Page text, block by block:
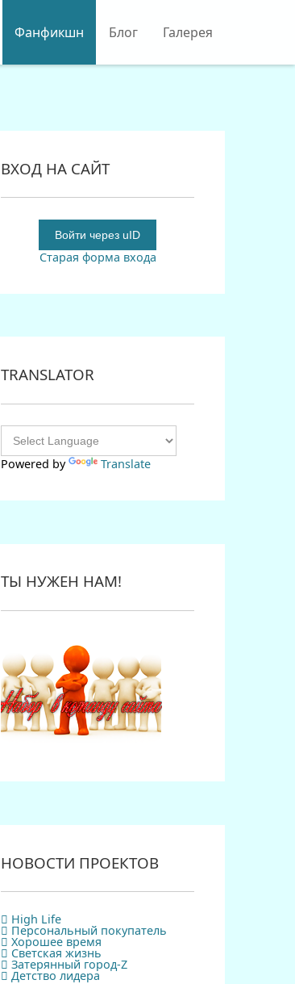
Фанфикшн Блог Галерея
ВХОД НА САЙТ
Войти через uID
Старая форма входа
TRANSLATOR
Powered by Translate
ТЫ НУЖЕН НАМ!
НОВОСТИ ПРОЕКТОВ
High Life
Персональный покупатель
Хорошее время
Светская жизнь
Затерянный город-Z
Детство лидера